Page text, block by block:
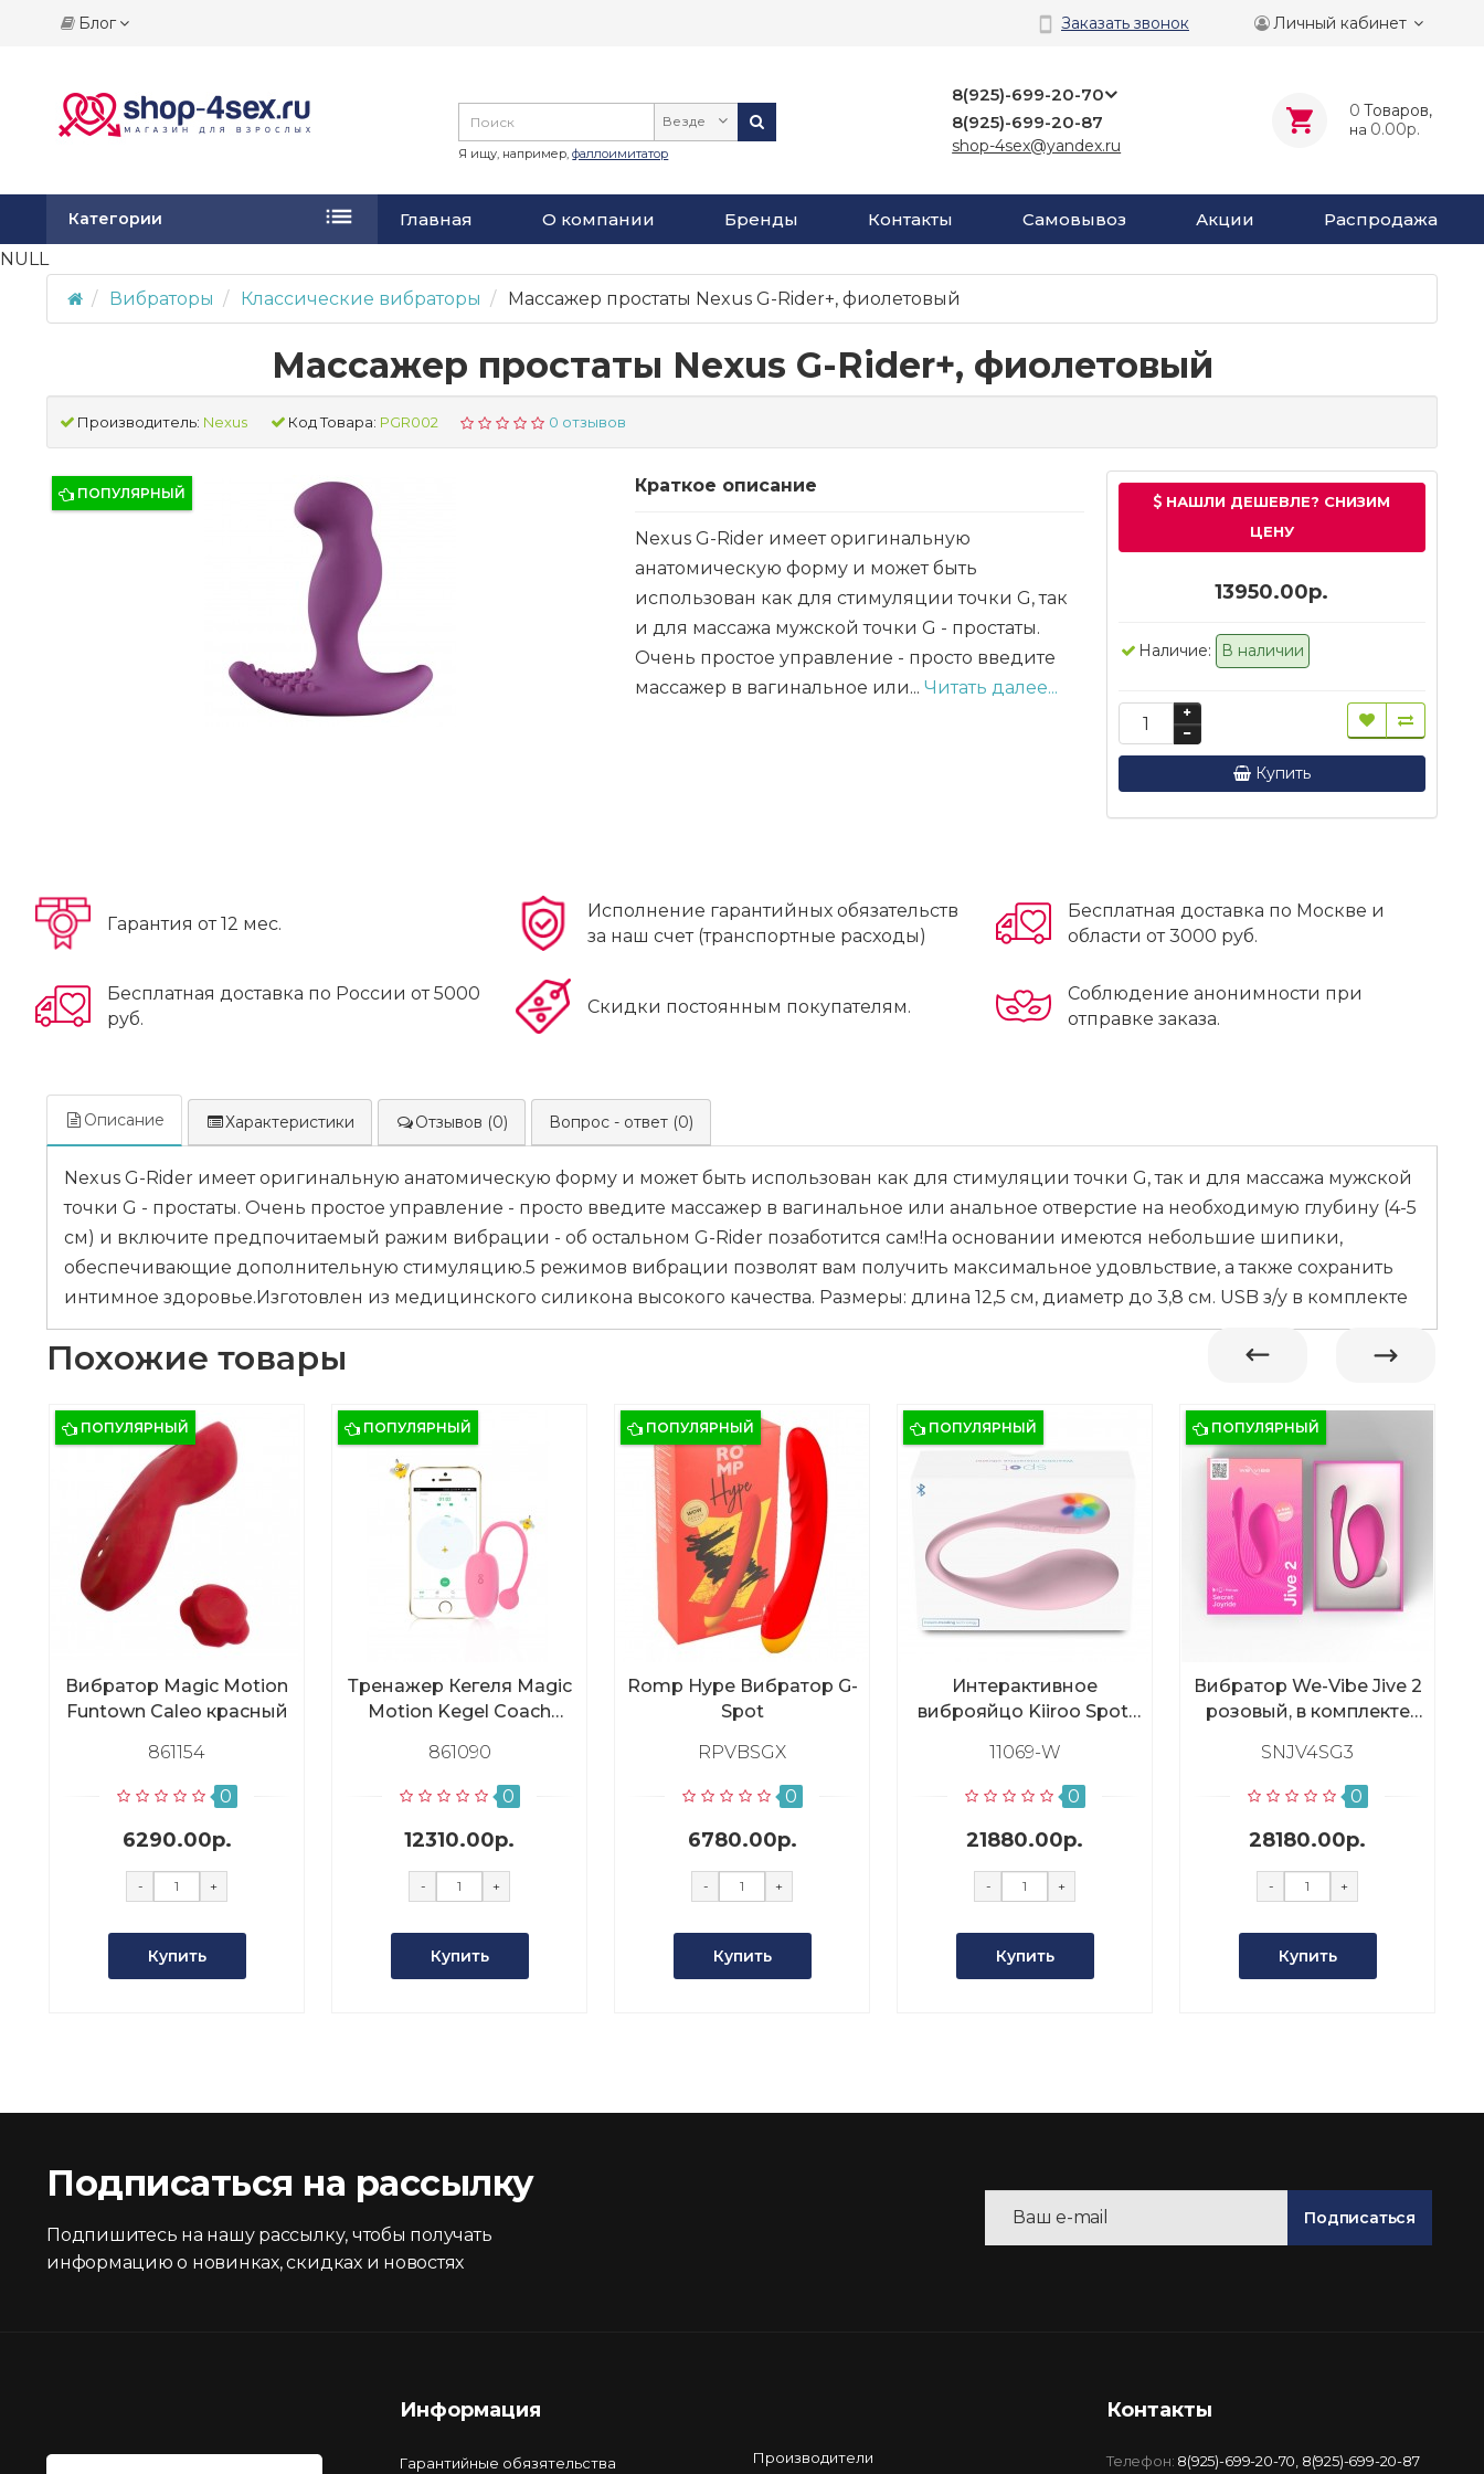
Блог Заказать звонок Личный кабинет
8(925)-699-20-70
8(925)-699-20-87
shop-4sex@yandex.ru
0 Tоваров,
на 0.00р.
Везде
Я ищу, например,фаллоимитатор
Главная О компании Бренды Контакты Самовывоз Акции Распродажа
Категории
NULL
Вибраторы
Классические вибраторы Массажер простаты Nexus G-Rider+, фиолетовый
Массажер простаты Nexus G-Rider+, фиолетовый
Производитель: Nexus Код Товара: PGR002 0 отзывов
ПОПУЛЯРНЫЙ Краткое описание
Nexus G-Rider имеет оригинальную
анатомическую форму и может быть
использован как для стимуляции точки G, так
и для массажа мужской точки G - простаты.
Очень простое управление - просто введите
массажер в вагинальное или...Читать далее...
НАШЛИ ДЕШЕВЛЕ? СНИЗИМ
ЦЕНУ
13950.00р.
Наличие: В наличии
Купить
Гарантия от 12 мес.
Исполнение гарантийных обязательств
за наш счет (транспортные расходы)
Бесплатная доставка по Москве и
области от 3000 руб.
Бесплатная доставка по России от 5000
руб.
Скидки постоянным покупателям.
Соблюдение анонимности при
отправке заказа.
Описание Характеристики Отзывов (0) Вопрос - ответ (0)
Nexus G-Rider имеет оригинальную анатомическую форму и может быть использован как для стимуляции точки G, так и для массажа мужской
точки G - простаты. Очень простое управление - просто введите массажер в вагинальное или анальное отверстие на необходимую глубину (4-5
см) и включите предпочитаемый ражим вибрации - об остальном G-Rider позаботится сам!На основании имеются небольшие шипики,
обеспечивающие дополнительную стимуляцию.5 режимов вибрации позволят вам получить максимальное удовльствие, а также сохранить
интимное здоровье.Изготовлен из медицинского силикона высокого качества. Размеры: длина 12,5 см, диаметр до 3,8 см. USB з/у в комплекте
Похожие товары
ПОПУЛЯРНЫЙ
Вибратор Magic Motion
Funtown Caleo красный
861154
0
6290.00р.
- +
Купить
ПОПУЛЯРНЫЙ
Тренажер Кегеля Magic
Motion Kegel Coach
861090
0
12310.00р.
- +
Купить
ПОПУЛЯРНЫЙ
Romp Hype Вибратор G-
Spot
RPVBSGX
0
6780.00р.
- +
Купить
ПОПУЛЯРНЫЙ
Интерактивное
виброяйцо Kiiroo Spot,
11069-W
0
21880.00р.
- +
Купить
ПОПУЛЯРНЫЙ
Вибратор We-Vibe Jive 2
розовый, в комплекте
SNJV4SG3
0
28180.00р.
- +
Купить
Подписаться на рассылку
Подпишитесь на нашу рассылку, чтобы получать
информацию о новинках, скидках и новостях
Подписаться
Информация
Гарантийные обязятельства Производители
Контакты
Телефон: 8(925)-699-20-70 8(925)-699-20-87